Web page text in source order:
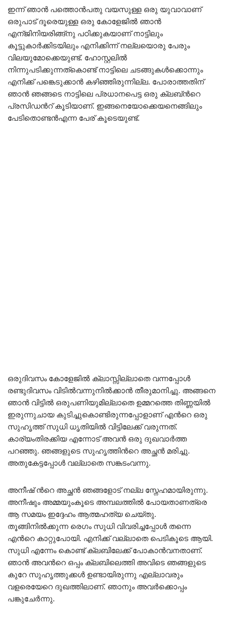
ഇന്ന് ഞാന്‍ പത്തൊന്‍പതു വയസുള്ള ഒരു യുവാവാണ്
ഒരുപാട് ദൂരെയുള്ള ഒരു കോളേജില്‍ ഞാന്‍
എന്ജിനിയരിങ്ങ്നു പഠിക്കുകയാണ് നാട്ടിലും
കൂട്ടുകാര്‍ക്കിടയിലും എനിക്കിന്ന് നല്ലയൊരു പേരും
വിലയുമോക്കെയുണ്ട്. ഹോസ്റ്റലില്‍
നിന്നുപടിക്കുന്നത്കൊണ്ട് നാട്ടിലെ ചടങ്ങുകള്‍ക്കൊന്നും
എനിക്ക് പങ്കെടുക്കാന്‍ കഴിഞ്ഞിരുന്നില്ല. പോരാത്തതിന്
ഞാന്‍ ഞങ്ങടെ നാട്ടിലെ പ്രധാനപെട്ട ഒരു ക്ലബ്‌ന്‍റെ
പ്രസിഡന്‍റ് കൂടിയാണ്. ഇങ്ങനെയോക്കെയനെങ്ങിലും
പേടിതൊണ്ടന്‍എന്ന പേര് കൂടെയുണ്ട്.
ഒരുദിവസം കോളേജില്‍ ക്ലാസ്സില്ലാതെ വന്നപ്പോള്‍
രണ്ടുദിവസം വിടില്‍വന്നുനില്‍ക്കാന്‍ തീരുമാനിച്ചു. അങ്ങനെ
ഞാന്‍ വിട്ടില്‍ ഒരുപണിയുമില്ലാതെ ഉമ്മറത്തെ തിണ്ണയില്‍
ഇരുന്നുചായ കുടിച്ചുകൊണ്ടിരുന്നപ്പോളാണ് എന്‍റെ ഒരു
സുഹൃത്ത് സുധി ധൃതിയില്‍ വിട്ടിലേക്ക്‌ വരുന്നത്.
കാര്യംതിരക്കിയ എന്നോട് അവന്‍ ഒരു ദുഖവാര്‍ത്ത‍
പറഞ്ഞു. ഞങ്ങളുടെ സുഹൃത്തിന്‍റെ അച്ഛന്‍ മരിച്ചു.
അതുകേട്ടപ്പോള്‍ വല്ലാതെ സങ്കടംവന്നു.
അനീഷ്‌ ന്‍റെ അച്ഛന്‍ ഞങ്ങളോട് നല്ല സ്നേഹമായിരുന്നു.
അനീഷും അമ്മയുംകൂടെ അമ്പലത്തില്‍ പോയതാണത്രെ
ആ സമയം ഇദ്ദേഹം ആത്മഹത്യ ചെയ്തു.
തൂങ്ങിനില്‍ക്കുന്ന രെഗം സുധി വിവരിച്ചപ്പോള്‍ തന്നെ
എന്‍റെ കാറ്റുപോയി. എനിക്ക് വല്ലാതെ പെടികൂടെ ആയി.
സുധി എന്നേം കൊണ്ട് ക്ലബിലേക്ക് പോകാന്‍വനതാണ്.
ഞാന്‍ അവന്‍റെ ഒപ്പം ക്ലബിലെത്തി അവിടെ ഞങ്ങളുടെ
കുറേ സുഹൃത്തുക്കള്‍ ഉണ്ടായിരുന്നു എല്ലാവരും
വളരെയേറെ ദുഖത്തിലാണ്. ഞാനും അവര്‍ക്കൊപ്പം
പങ്കുചേര്‍ന്നു.